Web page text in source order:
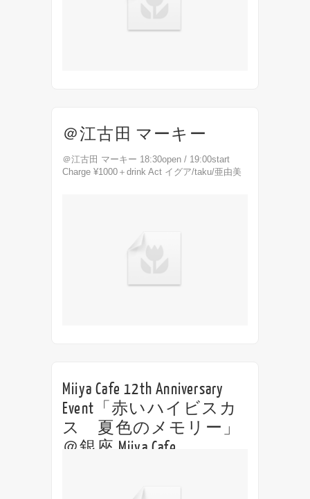
＠江古田 マーキー
＠江古田 マーキー 18:30open / 19:00start
Charge ¥1000＋drink Act イグア/taku/亜由美
Miiya Cafe 12th Anniversary
Event「赤いハイビスカ
ス 夏色のメモリー」
＠銀座 Miiya Cafe